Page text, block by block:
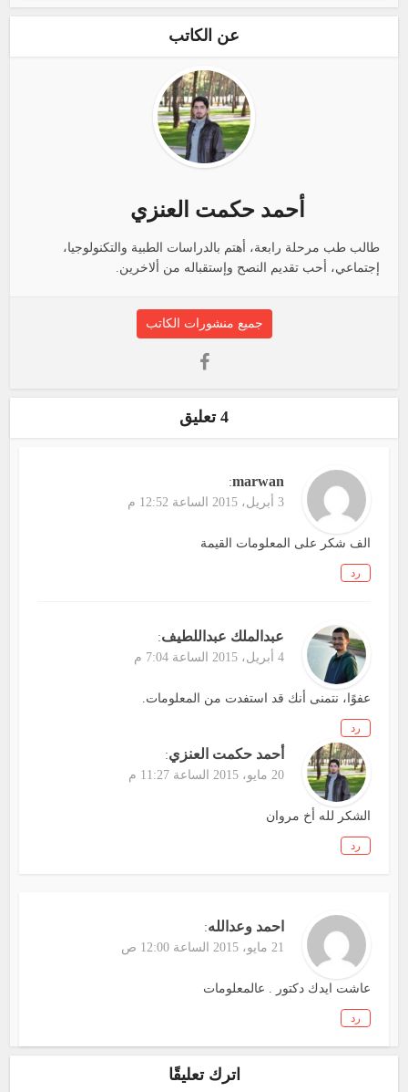
عن الكاتب
أحمد حكمت العنزي
طالب طب مرحلة رابعة، أهتم بالدراسات الطبية والتكنولوجيا،
إجتماعي، أحب تقديم النصح وإستقباله من ألاخرين.
جميع منشورات الكاتب
4 تعليق
marwan
:
3 أبريل، 2015 الساعة 12:52 م
الف شكر على المعلومات القيمة
رد
عبدالملك عبداللطيف:
4 أبريل، 2015 الساعة 7:04 م
عفوًا، نتمنى أنك قد استفدت من المعلومات.
رد
أحمد حكمت العنزي:
20 مايو، 2015 الساعة 11:27 م
الشكر لله أخ مروان
رد
احمد وعدالله:
21 مايو، 2015 الساعة 12:00 ص
عاشت ايدك دكتور . عالمعلومات
رد
اترك تعليقًا